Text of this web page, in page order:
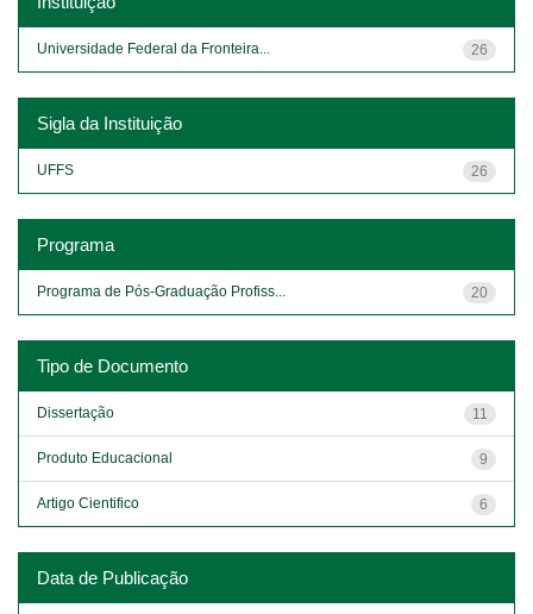
26
Universidade Federal da Fronteira...
Sigla da Instituição
26
UFFS
Programa
20
Programa de Pós-Graduação Profiss...
Tipo de Documento
11
Dissertação
9
Produto Educacional
6
Artigo Cientifico
Data de Publicação